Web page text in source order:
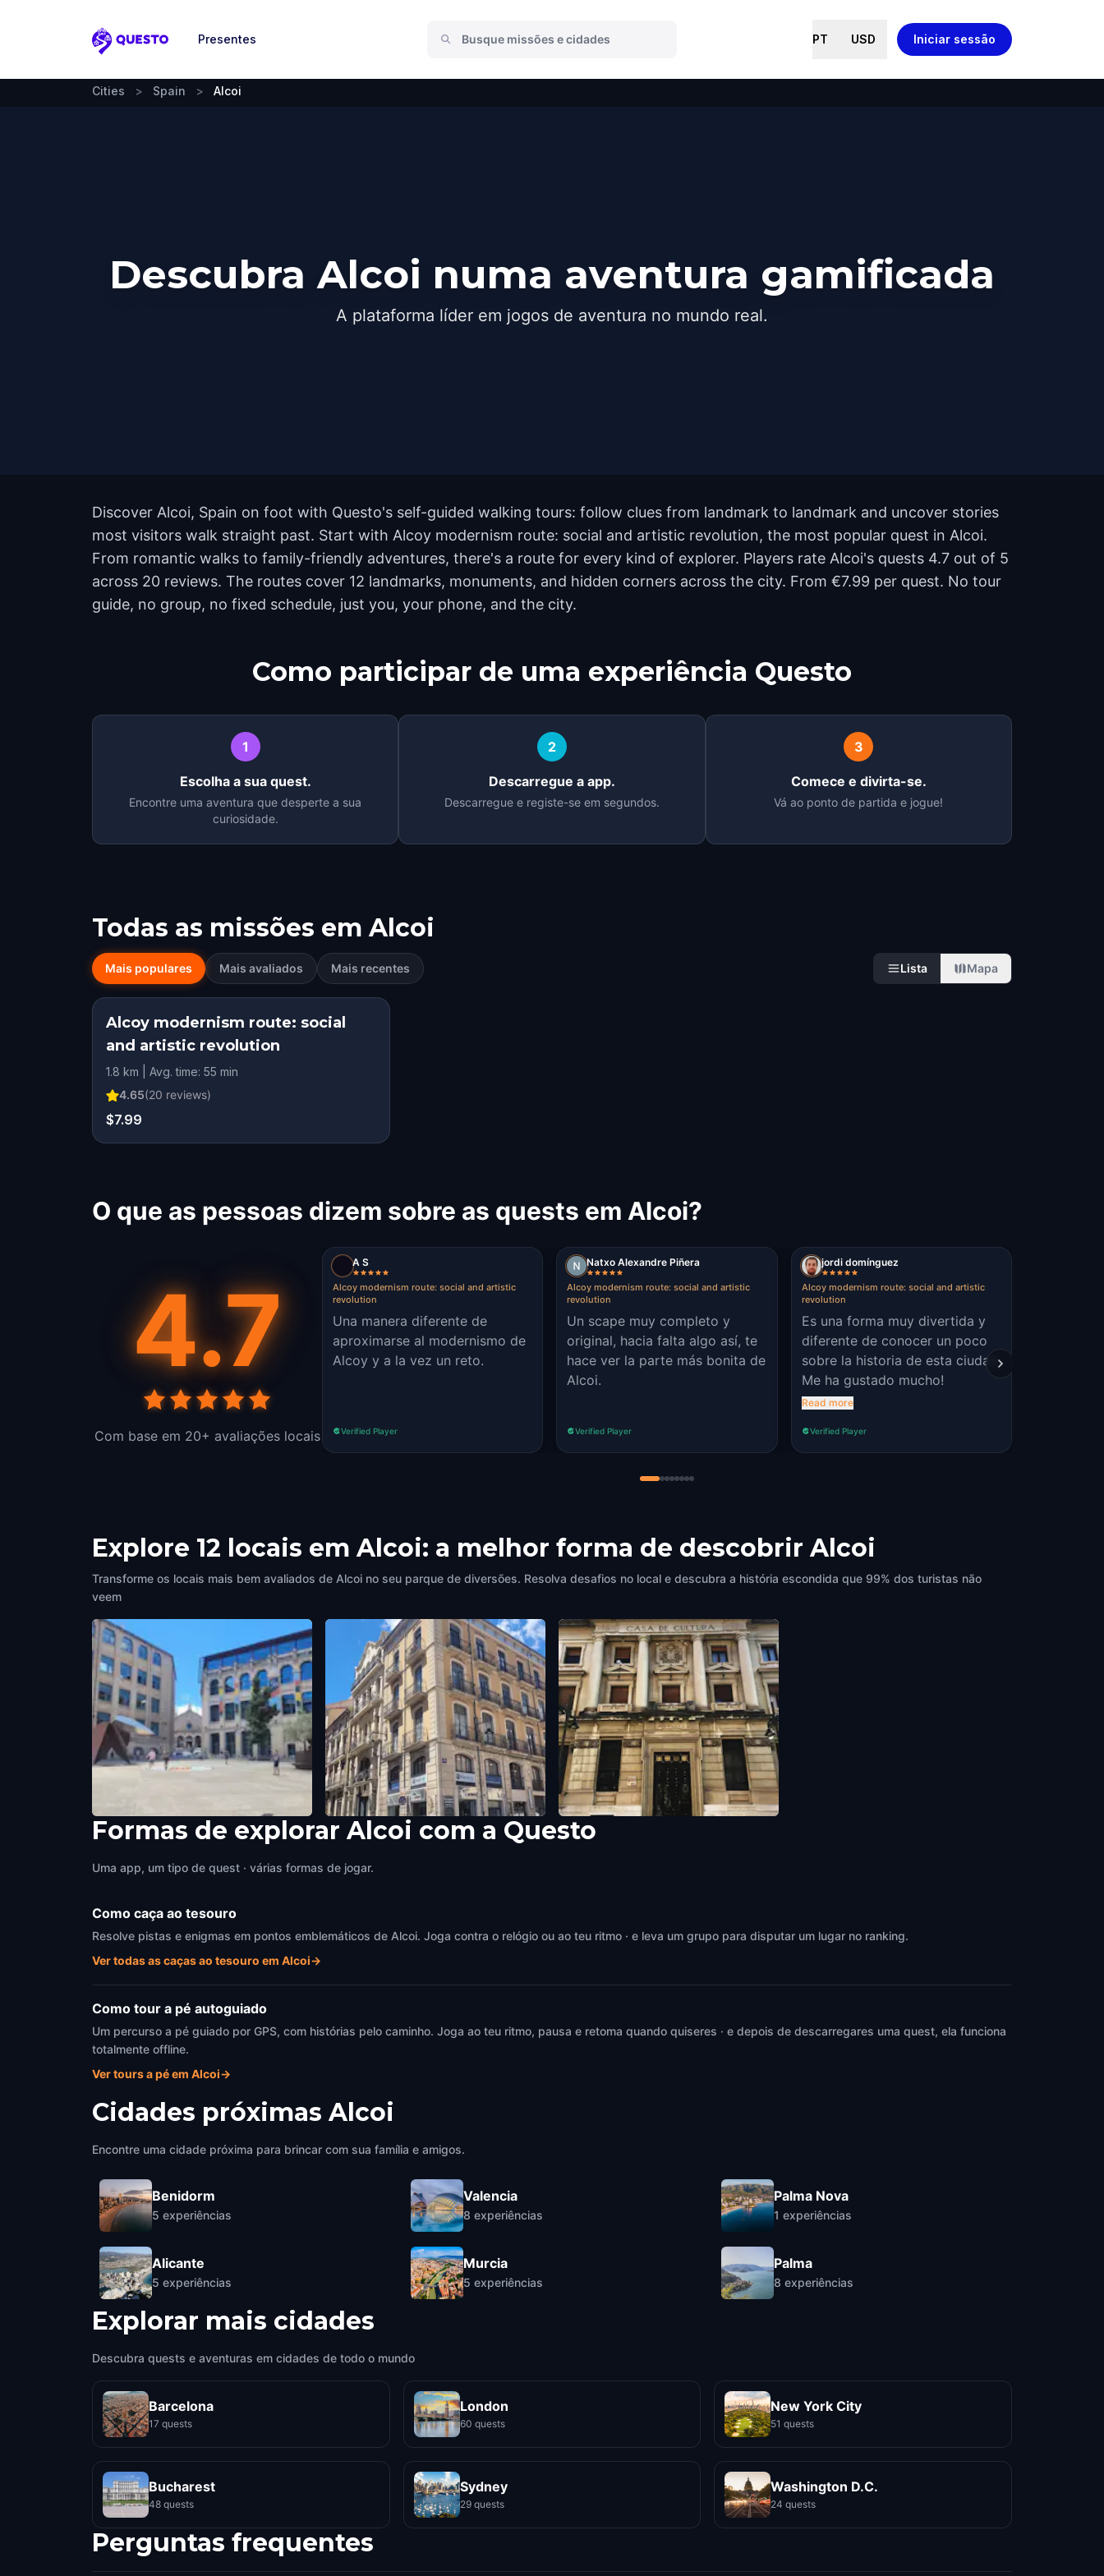
Questo
Presentes PT USD Iniciar sessão
Cities > Spain > Alcoi
Descubra Alcoi numa aventura gamificada
A plataforma líder em jogos de aventura no mundo real.
Discover Alcoi, Spain on foot with Questo's self-guided walking tours: follow clues from landmark to landmark and uncover stories
most visitors walk straight past. Start with Alcoy modernism route: social and artistic revolution, the most popular quest in Alcoi.
From romantic walks to family-friendly adventures, there's a route for every kind of explorer. Players rate Alcoi's quests 4.7 out of 5
across 20 reviews. The routes cover 12 landmarks, monuments, and hidden corners across the city. From €7.99 per quest. No tour
guide, no group, no fixed schedule, just you, your phone, and the city.
Como participar de uma experiência Questo
1
Escolha a sua quest.
Encontre uma aventura que desperte a sua
curiosidade.
2
Descarregue a app.
Descarregue e registe-se em segundos.
3
Comece e divirta-se.
Vá ao ponto de partida e jogue!
Todas as missões em Alcoi
Mais populares Mais avaliados Mais recentes Lista Mapa
Alcoy modernism route: social
and artistic revolution
1.8 km | Avg. time: 55 min
4.65(20 reviews)
$7.99
O que as pessoas dizem sobre as quests em Alcoi?
4.7
Com base em 20+ avaliações locais
A S
Alcoy modernism route: social and artistic
revolution
Una manera diferente de
aproximarse al modernismo de
Alcoy y a la vez un reto.
Verified Player
Natxo Alexandre Piñera
Alcoy modernism route: social and artistic
revolution
Un scape muy completo y
original, hacia falta algo así, te
hace ver la parte más bonita de
Alcoi.
Verified Player
jordi domínguez
Alcoy modernism route: social and artistic
revolution
Es una forma muy divertida y
diferente de conocer un poco
sobre la historia de esta ciudad.
Me ha gustado mucho!
Read more
Verified Player
Explore 12 locais em Alcoi: a melhor forma de descobrir Alcoi
Transforme os locais mais bem avaliados de Alcoi no seu parque de diversões. Resolva desafios no local e descubra a história escondida que 99% dos turistas não
veem
La fábrica de los sueños Cantó "Pinyó" - Pinyó corner Money, Money, Money
Formas de explorar Alcoi com a Questo
Uma app, um tipo de quest · várias formas de jogar.
Como caça ao tesouro
Resolve pistas e enigmas em pontos emblemáticos de Alcoi. Joga contra o relógio ou ao teu ritmo · e leva um grupo para disputar um lugar no ranking.
Ver todas as caças ao tesouro em Alcoi→
Como tour a pé autoguiado
Um percurso a pé guiado por GPS, com histórias pelo caminho. Joga ao teu ritmo, pausa e retoma quando quiseres · e depois de descarregares uma quest, ela funciona
totalmente offline.
Ver tours a pé em Alcoi→
Cidades próximas Alcoi
Encontre uma cidade próxima para brincar com sua família e amigos.
Benidorm
5 experiências
Alicante
5 experiências
Valencia
8 experiências
Murcia
5 experiências
Palma Nova
1 experiências
Palma
8 experiências
Explorar mais cidades
Descubra quests e aventuras em cidades de todo o mundo
Barcelona
17 quests
London
60 quests
New York City
51 quests
Bucharest
48 quests
Sydney
29 quests
Washington D.C.
24 quests
Perguntas frequentes